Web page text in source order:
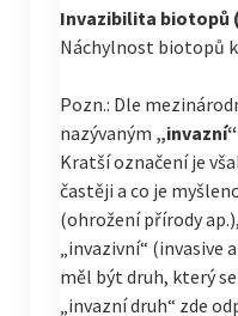
Invazibilita biotopů
Náchylnost biotopů
Pozn.: Dle
nazývaným
Kratší označení je
častěji a co je
(ohrožení přírody
„invazivní“ (invasive
měl být druh, který
„invazní druh“ zde